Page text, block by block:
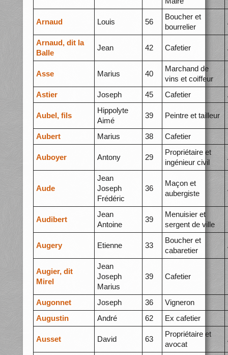
Arnaud Louis 56
Boucher et
bourrelier
Arnaud, dit la
Balle
Jean 42 Cafetier
Asse Marius 40
Marchand de
vins et coiffeur
Astier Joseph 45 Cafetier
Aubel, fils
Hippolyte
Aimé
39 Peintre et tailleur
Aubert Marius 38 Cafetier
Auboyer Antony 29
Propriétaire et
ingénieur civil
Aude
Jean
Joseph
Frédéric
36
Maçon et
aubergiste
Audibert
Jean
Antoine
39
Menuisier et
sergent de ville
Augery Etienne 33
Boucher et
cabaretier
Augier, dit
Mirel
Jean
Joseph
Marius
39 Cafetier
Augonnet Joseph 36 Vigneron
Augustin
André 62 Ex cafetier
Ausset David 63
Propriétaire et
avocat